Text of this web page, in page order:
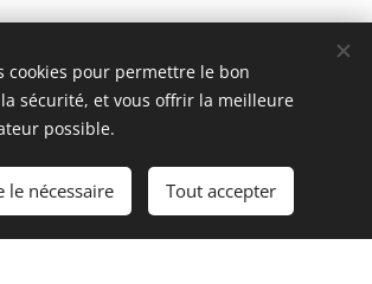
- Via dei Penitenzieri 19 -00193 ROMA
Cookies
Langues
English Français Español
cookies pour permettre le bon
sécurité, et vous offrir la meilleure
possible.
le nécessaire Tout accepter